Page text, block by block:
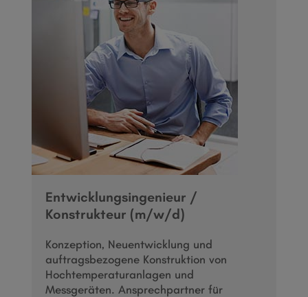
Entwicklungsingenieur /
Konstrukteur (m/w/d)
Konzeption, Neuentwicklung und
auftragsbezogene Konstruktion von
Hochtemperaturanlagen und
Messgeräten. Ansprechpartner für